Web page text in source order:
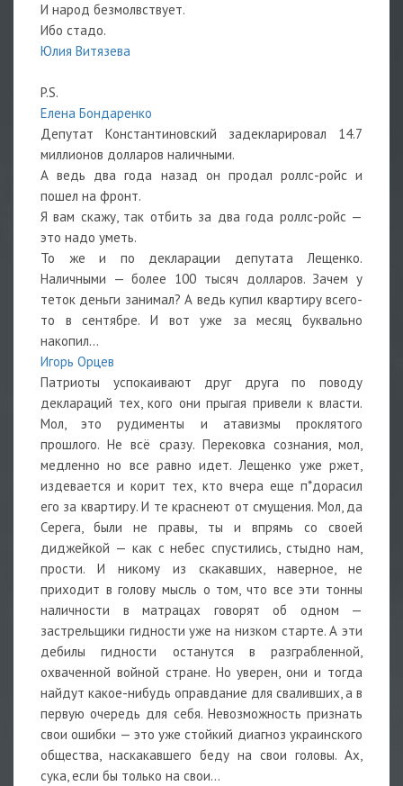
И народ безмолвствует.
Ибо стадо.
Юлия Витязева
P.S.
Елена Бондаренко
Депутат Константиновский задекларировал 14.7
миллионов долларов наличными.
А ведь два года назад он продал роллс-ройс и
пошел на фронт.
Я вам скажу, так отбить за два года роллс-ройс —
это надо уметь.
То же и по декларации депутата Лещенко.
Наличными — более 100 тысяч долларов. Зачем у
теток деньги занимал? А ведь купил квартиру всего-
то в сентябре. И вот уже за месяц буквально
накопил…
Игорь Орцев
Патриоты успокаивают друг друга по поводу
деклараций тех, кого они прыгая привели к власти.
Мол, это рудименты и атавизмы проклятого
прошлого. Не всё сразу. Перековка сознания, мол,
медленно но все равно идет. Лещенко уже ржет,
издевается и корит тех, кто вчера еще п*дорасил
его за квартиру. И те краснеют от смущения. Мол, да
Серега, были не правы, ты и впрямь со своей
диджейкой — как с небес спустились, стыдно нам,
прости. И никому из скакавших, наверное, не
приходит в голову мысль о том, что все эти тонны
наличности в матрацах говорят об одном —
застрельщики гидности уже на низком старте. А эти
дебилы гидности останутся в разграбленной,
охваченной войной стране. Но уверен, они и тогда
найдут какое-нибудь оправдание для сваливших, а в
первую очередь для себя. Невозможность признать
свои ошибки — это уже стойкий диагноз украинского
общества, наскакавшего беду на свои головы. Ах,
сука, если бы только на свои…